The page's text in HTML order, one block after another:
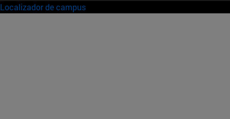
Localizador de campus